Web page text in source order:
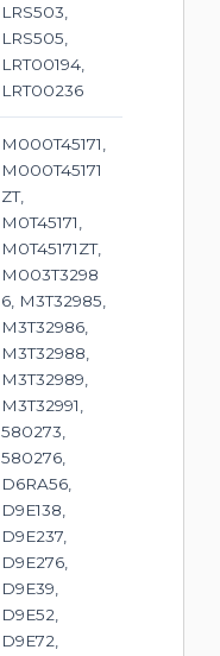
LRS503,
LRS505,
LRT00194,
LRT00236
M000T45171,
M000T45171
ZT,
M0T45171,
M0T45171ZT,
M003T3298
6, M3T32985,
M3T32986,
M3T32988,
M3T32989,
M3T32991,
580273,
580276,
D6RA56,
D9E138,
D9E237,
D9E276,
D9E39,
D9E52,
D9E72,